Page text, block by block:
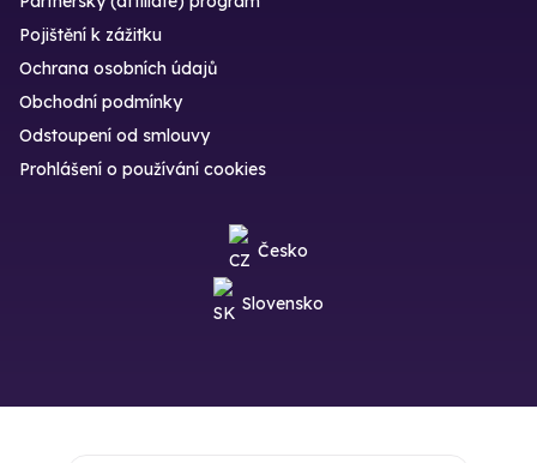
Pojištění k zážitku
Ochrana osobních údajů
Obchodní podmínky
Odstoupení od smlouvy
Prohlášení o používání cookies
Česko
Slovensko